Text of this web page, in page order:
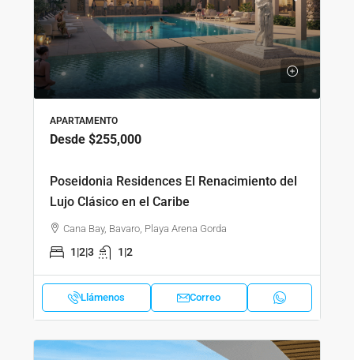
APARTAMENTO
Desde $255,000
Poseidonia Residences El Renacimiento del
Lujo Clásico en el Caribe
Cana Bay, Bavaro, Playa Arena Gorda
1|2|3 1|2
Llámenos Correo